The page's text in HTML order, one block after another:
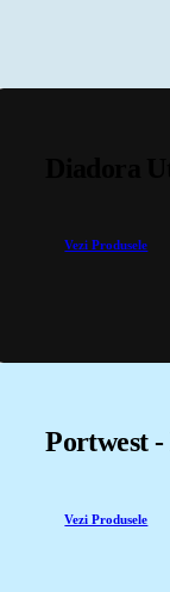
Vezi Produsele
Portwest
Vezi Produsele